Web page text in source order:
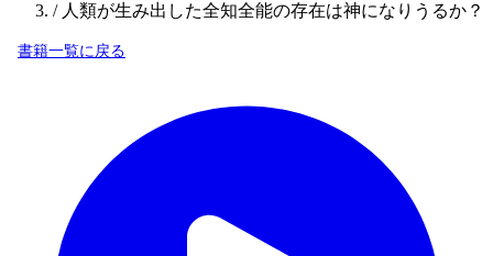
/ 人類が生み出した全知全能の存在は神になりうるか？
書籍一覧に戻る